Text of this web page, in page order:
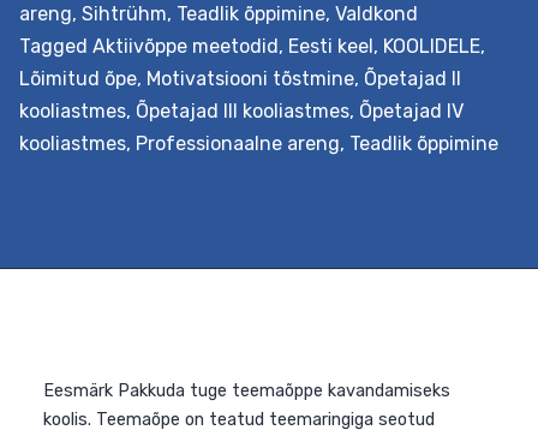
võimalusi. Selleks valmistavad kooli meeskonnad kooli
õppekava toetava lõimingulise reisiõppe stsenaariumi,
mis pakub temaatiliselt lõimitud terviku kogemust
vahetust kokkupuutest õpitava objektiga selle
loomulikus loodus- või kultuurikeskkonnas. Väljundid
areng, Sihtrühm, Teadlik õppimine, Valdkond
Tagged Aktiivõppe meetodid, Eesti keel, KOOLIDELE,
Lõimitud õpe, Motivatsiooni tõstmine, Õpetajad II
kooliastmes, Õpetajad III kooliastmes, Õpetajad IV
kooliastmes, Professionaalne areng, Teadlik õppimine